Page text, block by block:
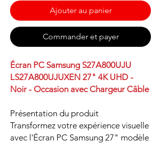
Ajouter au panier
Commander et payer
Écran PC Samsung S27A800UJU
LS27A800UJUXEN 27" 4K UHD -
Noir - Occasion avec Chargeur Câble
Présentation du produit
Transformez votre expérience visuelle
avec l'Écran PC Samsung 27" modèle